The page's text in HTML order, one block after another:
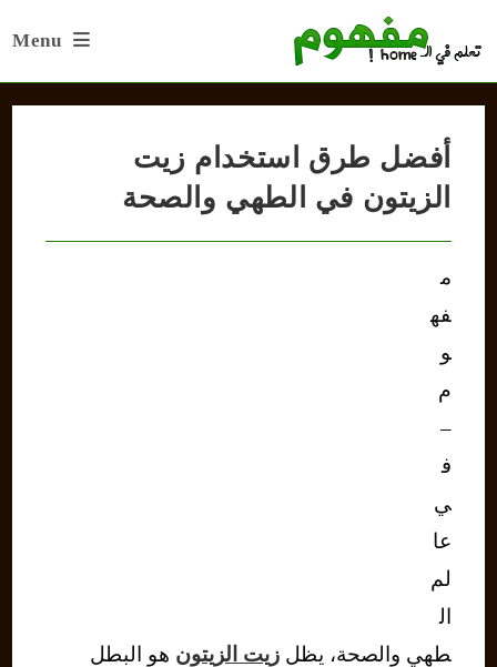
Menu
أفضل طرق استخدام زيت
الزيتون في الطهي والصحة
م
فه
و
م
–
ف
ي
عا
لم
ال
طهي والصحة، يظل زيت الزيتون هو البطل